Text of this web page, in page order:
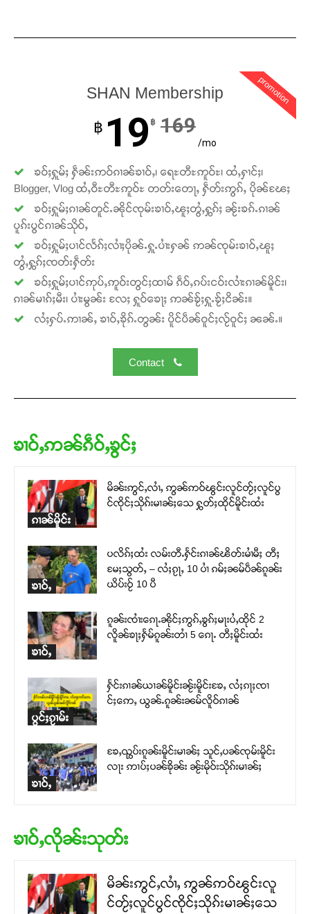
Support SHAN
တႃႇႁႂ်ႈသဵင်ၵၢင်ၸႂ်ၵူၼ်းမိူင်း ၵူႈတီႈၵူႈလႅၼ်ပေႃးတေၸွ
တ်ႇ တူဝ်ႈလုမ်ႈၾႃႉၼၼ်ႉ ၶဝ်ႈႁူမ်ႈၵမ်ႉထႅမ် ၸုမ်းၶၢ
Donate Now
promotion
SHAN Membership
฿ 19 ฿ 169
/mo
ၶဝ်ႈႁူမ်ႈ ႁဵၼ်းဢဝ်ၵၢၼ်ၶၢဝ်ႇ၊ ရေႊတီႊဢူဝ်ႊ၊ ထႆႇႁၢင်ႈ၊
Blogger, Vlog ထႆႇဝီႊတီႊဢူဝ်ႊ တတ်းတေႃႇ ႁဵတ်းဢွၵ်ႇ ပိုၼ်ၽႄႈ
ၶဝ်ႈႁူမ်ႈၵၢၼ်တူင်ႉၼိုင်ၸုမ်းၶၢဝ်ႇၽူႈတွႆႇႁွၵ်ႈ ၼႂ်းၶၵ်ႉၵၢၼ်
ပူၵ်းပွင်ၵၢၼ်သိုဝ်ႇ
ၶဝ်ႈႁူမ်ႈပၢင်လႅၵ်ႈလၢႆႈပိုၼ်ႉႁူႉပၢႆးႁၼ် ဢၼ်ၸုမ်းၶၢဝ်ႇၽူႈ
တွႆႇႁွၵ်ႈၸတ်းႁဵတ်း
ၶဝ်ႈႁူမ်ႈပၢင်ဢုပ်ႇဢူဝ်းတွင်ႈထၢမ် ၵဵဝ်ႇၵပ်းငဝ်းလၢႆးၵၢၼ်မိူင်း၊
ၵၢၼ်မၢၵ်ႈမီး၊ ပၢႆးမွၼ်း လႄႈ ႁူဝ်ၶေႃႈ ဢၼ်ၶႂ်ႈႁူႉၶႂ်ႈငိၼ်း။
လႆႈႁပ်ႉဢၢၼ်ႇ ၶၢဝ်ႇၶိုၵ်ႉတွၼ်း ပိူင်ပဵၼ်ဝူင်ႈလႂ်ဝူင်ႈ ၼၼ်ႉ။
Contact
ၶၢဝ်ႇဢၼ်ၵဵဝ်ႇၶွင်ႈ
ၵၢၼ်မိူင်း
မိၼ်းဢွင်ႇလၢႆႇ ဢွၼ်ဢဝ်ၽွင်းလူင်တႂ်ႈလူင်ပွ
င်ၸိုင်ႈသိုၵ်းမၢၼ်ႈသေ ႁွတ်ႈထိုင်မိူင်းထႆး
ၶၢဝ်ႇ
ပလိၵ်ႈထႆး လမ်းတီႉႁႅင်းၵၢၼ်ၽိတ်းမၢႆမီႈ တီႈ
မႄႈသွတ်ႇ – လႆႈၵႂႃႇ 10 ပၢႆ ၵမ်ႈၼမ်ပဵၼ်ၵူၼ်း
ယိပ်းဝႂ် 10 ပီ
ၶၢဝ်ႇ
ၵူၼ်းၸၢႆးၵေႃႉၼိုင်ႈဢွၵ်ႇၶွၵ်ႈမႃးပႆႇထိုင် 2
လိူၼ်ၶႃႈႁႅမ်ၵူၼ်းတၢႆ 5 ၵေႃႉ တီႈမိူင်းထႆး
ပွင်ႈၵႂၢမ်း
ႁႅင်းၵၢၼ်ယၢၼ်မိူင်းၼႂ်းမိူင်းၶႄႇ လႆႈၵႃႈၸၢ
င်ႈဢေႇ ယွၼ်ႉၵူၼ်းၼမ်လိူဝ်ၵၢၼ်
ၶၢဝ်ႇ
ၶႄႇၺွပ်းၵူၼ်းမိူင်းမၢၼ်ႈ သူင်ႇပၼ်ၸုမ်းမိူင်း
လႃး ဢၢပ်ႈပၼ်ၶိုၼ်း ၼႂ်းမိုဝ်းသိုၵ်းမၢၼ်ႈ
ၶၢဝ်ႇလိုၼ်းသုတ်း
မိၼ်းဢွင်ႇလၢႆႇ ဢွၼ်ဢဝ်ၽွင်းလူ
င်တႂ်ႈလူင်ပွင်ၸိုင်ႈသိုၵ်းမၢၼ်ႈသေ